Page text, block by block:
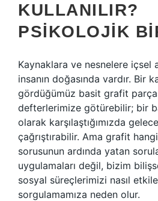
KULLANILIR?
PSIKOLOJIK
Kaynaklara ve nesnelere içsel
insanın doğasında vardır. Bir
gördüğümüz basit grafit
defterlerimize götürebilir; bir
olarak karşılaştığımızda
çağrıştırabilir. Ama grafit
sorusunun ardında yatan
uygulamaları değil, bizim
sosyal süreçlerimizi nasıl
sorgulamamıza neden olur.